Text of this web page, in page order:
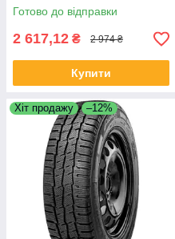
Готово до відправки
2 617,12 ₴ 2 974 ₴
Купити
Хіт продажу –12%